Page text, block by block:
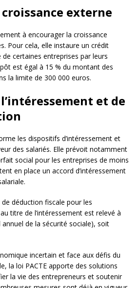
externe
à encourager la croissance
Pour cela, elle instaure un crédit
de certaines entreprises par leurs
est égal à 15 % du montant des
la limite de 300 000 euros.
et de
les dispositifs d’intéressement et
des salariés. Elle prévoit notamment
social pour les entreprises de moins
en place un accord d’intéressement
déduction fiscale pour les
titre de l’intéressement est relevé à
annuel de la sécurité sociale), soit
incertain et face aux défis du
la loi PACTE apporte des solutions
la vie des entrepreneurs et soutenir